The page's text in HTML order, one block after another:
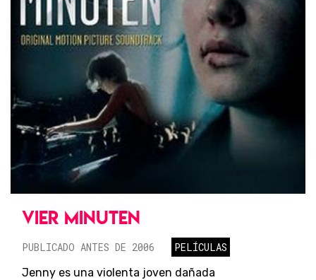
VIER MINUTEN
PUBLICADO ANTES DE 2006
PELÍCULAS
Jenny es una violenta joven dañada